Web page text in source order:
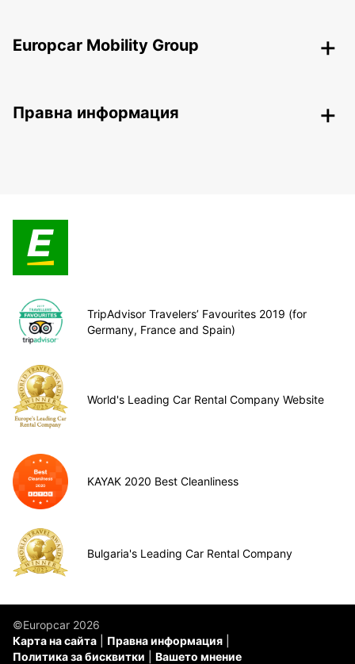
Europcar Mobility Group
Правна информация
TripAdvisor Travelers’ Favourites 2019 (for
Germany, France and Spain)
World's Leading Car Rental Company Website
KAYAK 2020 Best Cleanliness
Bulgaria's Leading Car Rental Company
©Europcar 2026
Карта на сайта
Правна информация
Политика за бисквитки
Вашето мнение